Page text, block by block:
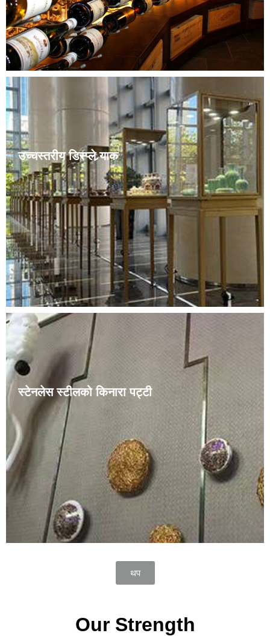
बनाइएको छ।
उच्चस्तरीय डिस्प्ले र्‍याक
सुरुचिपूर्ण र विलासी, कुलीन तर अश्लील होइन, यसले स्वाभाविक
रूपमा यसको भव्य शैली प्रकट गर्दछ र यसको उत्कृष्ट कारीगरी, चिल्लो
सोल्डर जोइन्टहरू, एकरूप चमक, स्थायित्व, र लामो सेवा जीवनलाई
हाइलाइट गर्दछ। चाहे यो रोमान्सले भरिएको क्याजुअल पसल होस् वा
लक्जरी ब्रान्ड काउन्टर, यो पूर्ण रूपमा मिलाउन सकिन्छ।
स्टेनलेस स्टीलको किनारा पट्टी
पोलिश गरिएको स्टेनलेस स्टील टाइल ट्रिम एक अत्यधिक टिकाउ र
दृश्यात्मक रूपमा आकर्षक टाइल किनारा र एक्सेन्ट विकल्प हो। यो
उच्च-गुणस्तरको स्टेनलेस स्टीलबाट बनेको छ र यसमा जंग र
मेकानिकल तनावको लागि उत्कृष्ट प्रतिरोध छ। यो ट्रिम व्यावसायिक
र ...... दुवैको लागि आदर्श हो।
थप
Our Strength